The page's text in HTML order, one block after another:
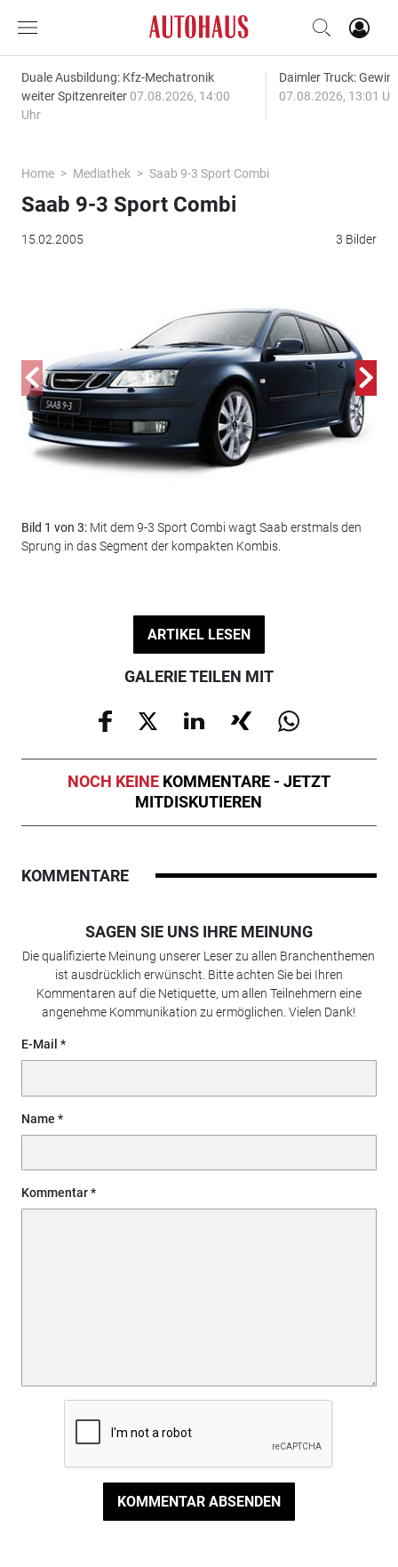
Duale Ausbildung: Kfz-Mechatronik
weiter Spitzenreiter 07.08.2026, 14:00
Uhr
Daimler Truck:
07.08.2026, 13:01
Home Mediathek Saab 9-3 Sport Combi
15.02.2005 3 Bilder
Saab 9-3 Sport Combi
Bild 1 von 3: Mit dem 9-3 Sport Combi wagt Saab erstmals den
Sprung in das Segment der kompakten Kombis.
ARTIKEL LESEN
GALERIE TEILEN MIT
NOCH KEINE KOMMENTARE - JETZT
MITDISKUTIEREN
KOMMENTARE
SAGEN SIE UNS IHRE MEINUNG
Die qualifizierte Meinung unserer Leser zu allen Branchenthemen
ist ausdrücklich erwünscht. Bitte achten Sie bei Ihren
Kommentaren auf die Netiquette, um allen Teilnehmern eine
angenehme Kommunikation zu ermöglichen. Vielen Dank!
E-Mail
Name
Kommentar
KOMMENTAR ABSENDEN